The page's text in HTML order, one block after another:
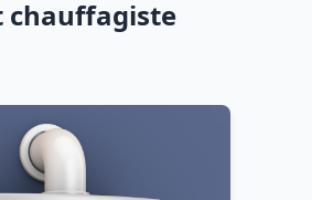
chauffagiste